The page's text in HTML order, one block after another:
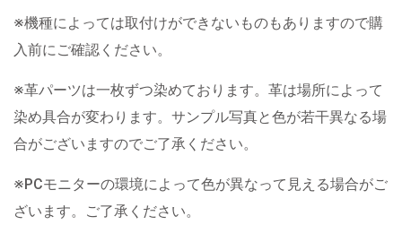
※機種によっては取付けができないものもありますので購
入前にご確認ください。
※革パーツは一枚ずつ染めております。革は場所によって
染め具合が変わります。サンプル写真と色が若干異なる場
合がございますのでご了承ください。
※PCモニターの環境によって色が異なって見える場合がご
ざいます。ご了承ください。